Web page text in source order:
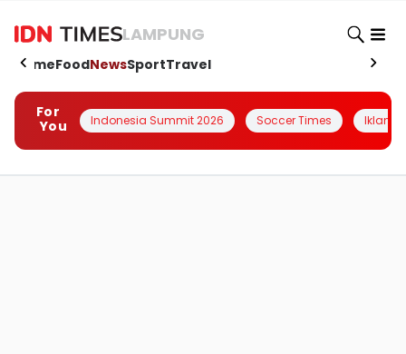
LAMPUNG
HomeFoodNewsSportTravel
For
You
Indonesia Summit 2026 Soccer Times Iklanin